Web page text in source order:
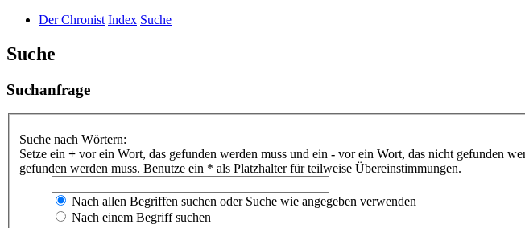
Der Chronist Index Suche
Suche
Suchanfrage
Suche nach Wörtern:
Setze ein + vor ein Wort, das gefunden werden muss und ein - vor ein Wort, das nicht gefunden
gefunden werden muss. Benutze ein * als Platzhalter für teilweise Übereinstimmungen.
Nach allen Begriffen suchen oder Suche wie angegeben verwenden
Nach einem Begriff suchen